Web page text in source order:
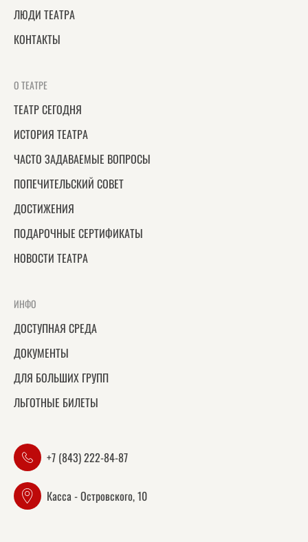
ЛЮДИ ТЕАТРА
КОНТАКТЫ
О ТЕАТРЕ
ТЕАТР СЕГОДНЯ
ИСТОРИЯ ТЕАТРА
ЧАСТО ЗАДАВАЕМЫЕ ВОПРОСЫ
ПОПЕЧИТЕЛЬСКИЙ СОВЕТ
ДОСТИЖЕНИЯ
ПОДАРОЧНЫЕ СЕРТИФИКАТЫ
НОВОСТИ ТЕАТРА
ИНФО
ДОСТУПНАЯ СРЕДА
ДОКУМЕНТЫ
ДЛЯ БОЛЬШИХ ГРУПП
ЛЬГОТНЫЕ БИЛЕТЫ
+7 (843) 222-84-87
Касса - Островского, 10